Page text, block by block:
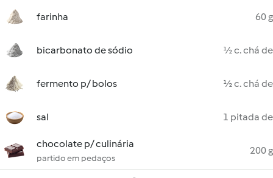
farinha 60 g
bicarbonato de sódio ½ c. chá de
fermento p/ bolos ½ c. chá de
sal 1 pitada de
chocolate p/ culinária
partido em pedaços
200 g